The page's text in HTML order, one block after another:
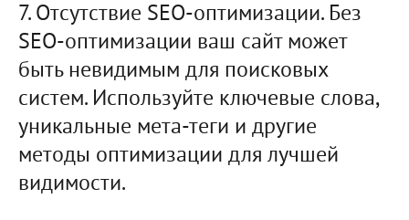
7. Отсутствие SEO-оптимизации. Без
SEO-оптимизации ваш сайт может
быть невидимым для поисковых
систем. Используйте ключевые слова,
уникальные мета-теги и другие
методы оптимизации для лучшей
видимости.